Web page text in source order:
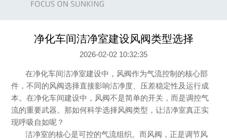
净化车间洁净室建设风阀类型选择
2026-02-02 10:32:35
在净化车间洁净室建设中，风阀作为气流控制的核心部
件，不同的风阀选择直接影响洁净度、压差稳定性及运行成
本。在净化车间建设中，风阀不是简单的开关，而是调控气
流的重要武器。那如何科学选择风阀类型，让洁净室真正实
现呼吸自如呢？
洁净室的核心是可控的气流组织。而风阀，正是调节风